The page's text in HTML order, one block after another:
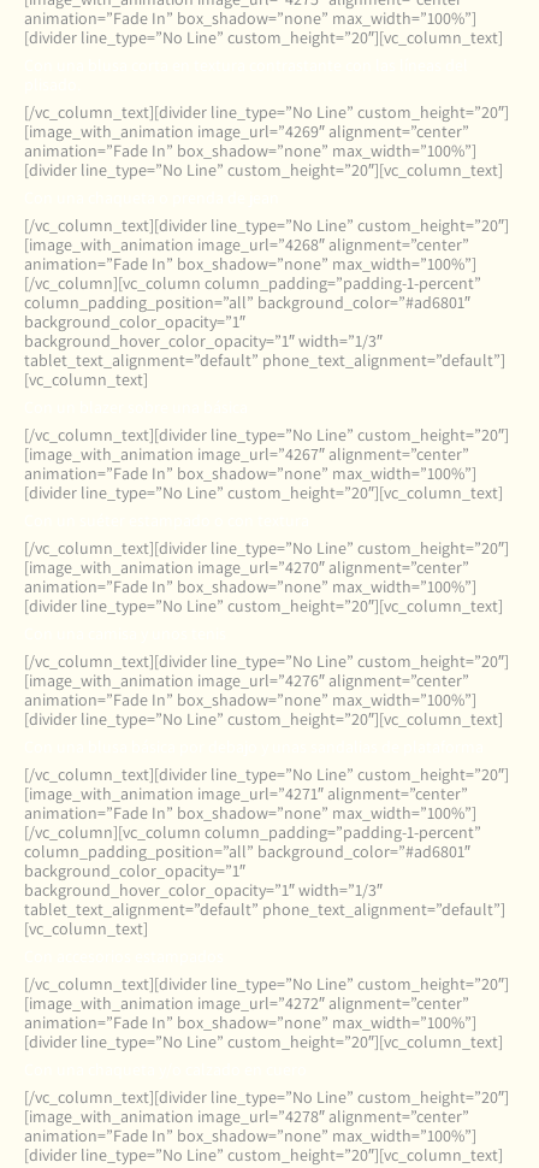
animation=”Fade In” box_shadow=”none” max_width=”100%”]
[divider line_type=”No Line” custom_height=”20″][vc_column_text]
[/vc_column_text][divider line_type=”No Line” custom_height=”20″]
[image_with_animation image_url=”4269″ alignment=”center”
animation=”Fade In” box_shadow=”none” max_width=”100%”]
[divider line_type=”No Line” custom_height=”20″][vc_column_text]
[/vc_column_text][divider line_type=”No Line” custom_height=”20″]
[image_with_animation image_url=”4268″ alignment=”center”
animation=”Fade In” box_shadow=”none” max_width=”100%”]
[/vc_column][vc_column column_padding=”padding-1-percent”
column_padding_position=”all” background_color=”#ad6801″
background_color_opacity=”1″
background_hover_color_opacity=”1″ width=”1/3″
tablet_text_alignment=”default” phone_text_alignment=”default”]
[vc_column_text]
[/vc_column_text][divider line_type=”No Line” custom_height=”20″]
[image_with_animation image_url=”4267″ alignment=”center”
animation=”Fade In” box_shadow=”none” max_width=”100%”]
[divider line_type=”No Line” custom_height=”20″][vc_column_text]
[/vc_column_text][divider line_type=”No Line” custom_height=”20″]
[image_with_animation image_url=”4270″ alignment=”center”
animation=”Fade In” box_shadow=”none” max_width=”100%”]
[divider line_type=”No Line” custom_height=”20″][vc_column_text]
[/vc_column_text][divider line_type=”No Line” custom_height=”20″]
[image_with_animation image_url=”4276″ alignment=”center”
animation=”Fade In” box_shadow=”none” max_width=”100%”]
[divider line_type=”No Line” custom_height=”20″][vc_column_text]
[/vc_column_text][divider line_type=”No Line” custom_height=”20″]
[image_with_animation image_url=”4271″ alignment=”center”
animation=”Fade In” box_shadow=”none” max_width=”100%”]
[/vc_column][vc_column column_padding=”padding-1-percent”
column_padding_position=”all” background_color=”#ad6801″
background_color_opacity=”1″
background_hover_color_opacity=”1″ width=”1/3″
tablet_text_alignment=”default” phone_text_alignment=”default”]
[vc_column_text]
[/vc_column_text][divider line_type=”No Line” custom_height=”20″]
[image_with_animation image_url=”4272″ alignment=”center”
animation=”Fade In” box_shadow=”none” max_width=”100%”]
[divider line_type=”No Line” custom_height=”20″][vc_column_text]
[/vc_column_text][divider line_type=”No Line” custom_height=”20″]
[image_with_animation image_url=”4278″ alignment=”center”
animation=”Fade In” box_shadow=”none” max_width=”100%”]
[divider line_type=”No Line” custom_height=”20″][vc_column_text]